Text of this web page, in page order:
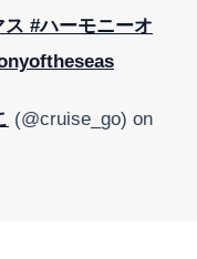
#ハーモニーオ
(@cruise_go) on